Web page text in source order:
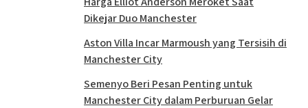
Dikejar Duo Manchester
Aston Villa Incar Marmoush yang Tersisih di
Manchester City
Semenyo Beri Pesan Penting untuk
Manchester City dalam Perburuan Gelar